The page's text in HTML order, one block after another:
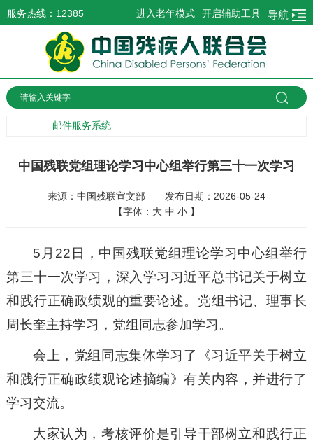
服务热线：12385 导航
开启辅助工具
进入老年模式
邮件服务系统
中国残联党组理论学习中心组举行第三十一次学习
来源：中国残联宣文部
发布日期：2026-05-24
【字体： 大 中 小 】
5月22日，中国残联党组理论学习中心组举行
第三十一次学习，深入学习习近平总书记关于树立
和践行正确政绩观的重要论述。党组书记、理事长
周长奎主持学习，党组同志参加学习。
会上，党组同志集体学习了《习近平关于树立
和践行正确政绩观论述摘编》有关内容，并进行了
学习交流。
大家认为，考核评价是引导干部树立和践行正